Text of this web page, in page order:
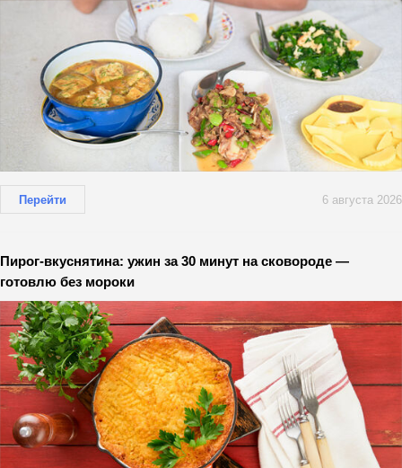
Перейти 6 августа 2026
Пирог-вкуснятина: ужин за 30 минут на сковороде —
готовлю без мороки